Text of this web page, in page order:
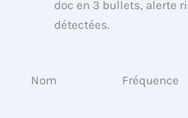
doc en 3 bullets, alerte
détectées.
Nom Fréquence